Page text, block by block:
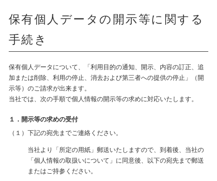
保有個人データの開示等に関する
手続き
保有個人データについて、「利用目的の通知、開示、内容の訂正、追
加または削除、利用の停止、消去および第三者への提供の停止」（開
示等）のご請求が出来ます。
当社では、次の手順で個人情報の開示等の求めに対応いたします。
１．開示等の求めの受付
（１）下記の宛先までご連絡ください。
当社より「所定の用紙」郵送いたしますので、到着後、当社の
「個人情報の取扱いについて」に同意後、以下の宛先まで郵送
またはご持参ください。